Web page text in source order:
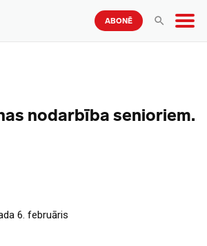
ABONĒ
nodarbība senioriem.
6. februāris